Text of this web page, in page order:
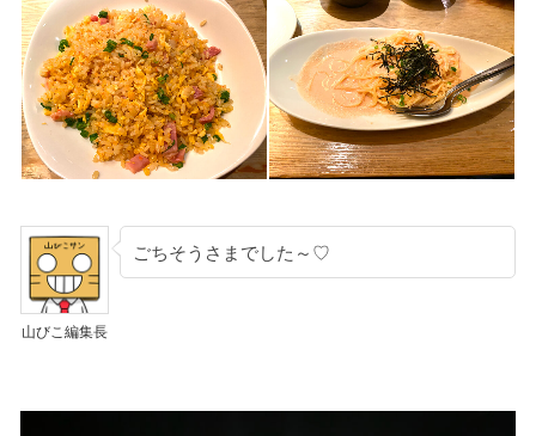
山びこ編集長
ごちそうさまでした～♡